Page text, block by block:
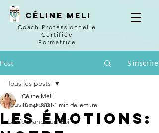
Céline meli
Coach Professionnelle
Certifiée
Formatrice
Post S'inscrire
Tous les posts
La Confiance en Soi
Tous les posts
Les émotions:
Céline Meli
18 oct. 2021 1 min de lecture